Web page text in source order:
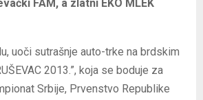
FAM, a zlatni EKO MLEK
uoči sutrašnje auto-trke na brdskim
2013.”, koja se boduje za
Srbije, Prvenstvo Republike